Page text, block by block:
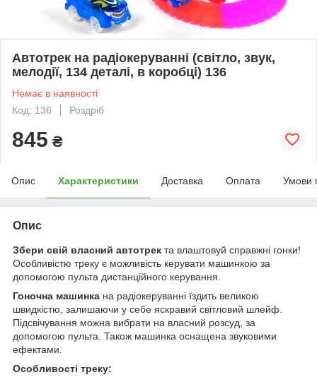
Автотрек на радіокеруванні (світло, звук,
мелодії, 134 деталі, в коробці) 136
Немає в наявності
Код: 136
Роздріб
845 ₴
Опис Характеристики Доставка Оплата Умови
Опис
Збери свій власний автотрек та влаштовуй справжні гонки!
Особливістю треку є можливість керувати машинкою за
допомогою пульта дистанційного керування.
Гоночна машинка на радіокеруванні їздить великою
швидкістю, залишаючи у себе яскравий світловий шлейф.
Підсвічування можна вибрати на власний розсуд, за
допомогою пульта. Також машинка оснащена звуковими
ефектами.
Особливості треку: